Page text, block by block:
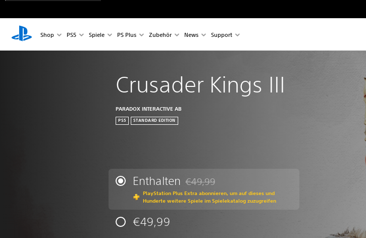
Shop PS5 Spiele PS Plus Zubehör News Support
Crusader Kings III
PARADOX INTERACTIVE AB
PS5 STANDARD EDITION
Enthalten Preisnachlass gegenüber dem Originalpreis von €49,99
€49,99
PlayStation Plus Extra abonnieren, um auf dieses und
Hunderte weitere Spiele im Spielekatalog zuzugreifen
€49,99